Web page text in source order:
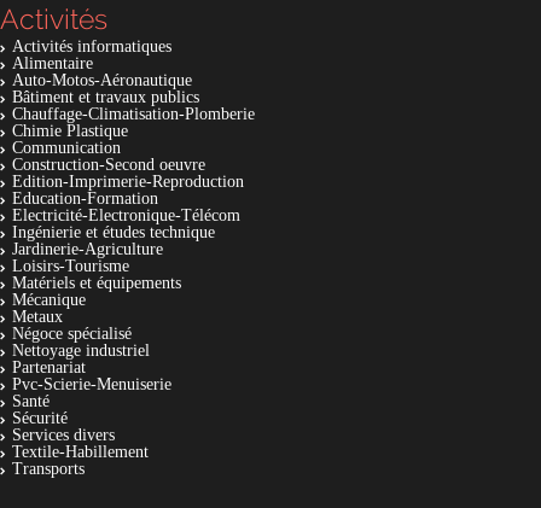
Activités
Activités informatiques
Alimentaire
Auto-Motos-Aéronautique
Bâtiment et travaux publics
Chauffage-Climatisation-Plomberie
Chimie Plastique
Communication
Construction-Second oeuvre
Edition-Imprimerie-Reproduction
Education-Formation
Electricité-Electronique-Télécom
Ingénierie et études technique
Jardinerie-Agriculture
Loisirs-Tourisme
Matériels et équipements
Mécanique
Metaux
Négoce spécialisé
Nettoyage industriel
Partenariat
Pvc-Scierie-Menuiserie
Santé
Sécurité
Services divers
Textile-Habillement
Transports